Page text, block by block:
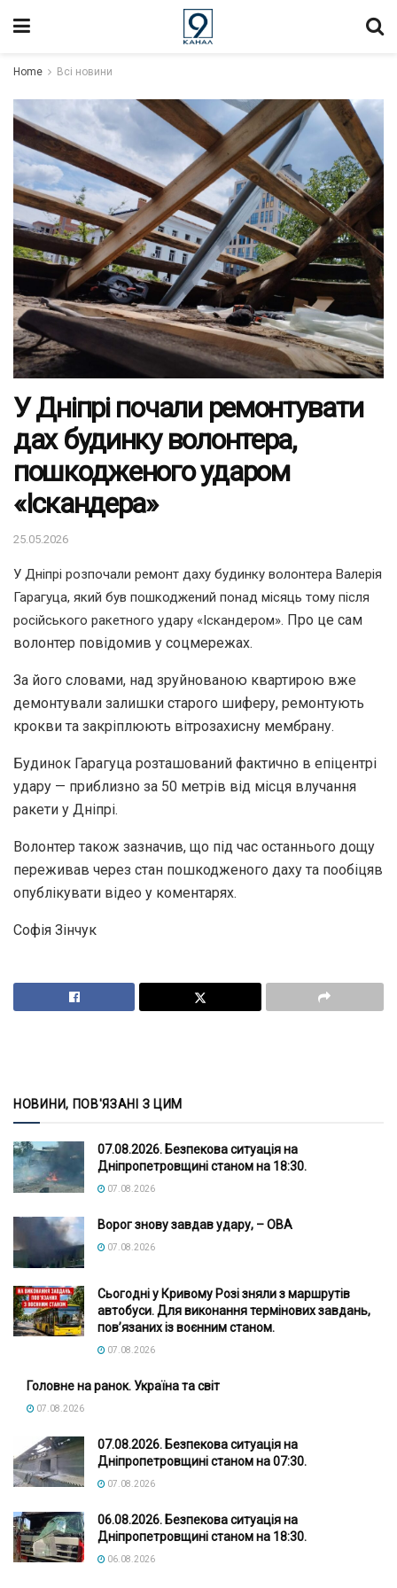
Home Всі новини
У Дніпрі почали ремонтувати
дах будинку волонтера,
пошкодженого ударом
«Іскандера»
25.05.2026
У Дніпрі розпочали ремонт даху будинку волонтера Валерія
Гарагуца, який був пошкоджений понад місяць тому після
російського ракетного удару «Іскандером». Про це сам
волонтер повідомив у соцмережах.
За його словами, над зруйнованою квартирою вже
демонтували залишки старого шиферу, ремонтують
крокви та закріплюють вітрозахисну мембрану.
Будинок Гарагуца розташований фактично в епіцентрі
удару — приблизно за 50 метрів від місця влучання
ракети у Дніпрі.
Волонтер також зазначив, що під час останнього дощу
переживав через стан пошкодженого даху та пообіцяв
опублікувати відео у коментарях.
Софія Зінчук
НОВИНИ, ПОВ'ЯЗАНІ З ЦИМ
07.08.2026. Безпекова ситуація на
Дніпропетровщині станом на 18:30.
07.08.2026
Ворог знову завдав удару, – ОВА
07.08.2026
Сьогодні у Кривому Розі зняли з маршрутів
автобуси. Для виконання термінових завдань,
пов’язаних із воєнним станом.
07.08.2026
Головне на ранок. Україна та світ
07.08.2026
07.08.2026. Безпекова ситуація на
Дніпропетровщині станом на 07:30.
07.08.2026
06.08.2026. Безпекова ситуація на
Дніпропетровщині станом на 18:30.
06.08.2026